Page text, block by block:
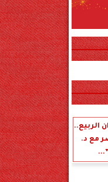
الربيع..
مع د.